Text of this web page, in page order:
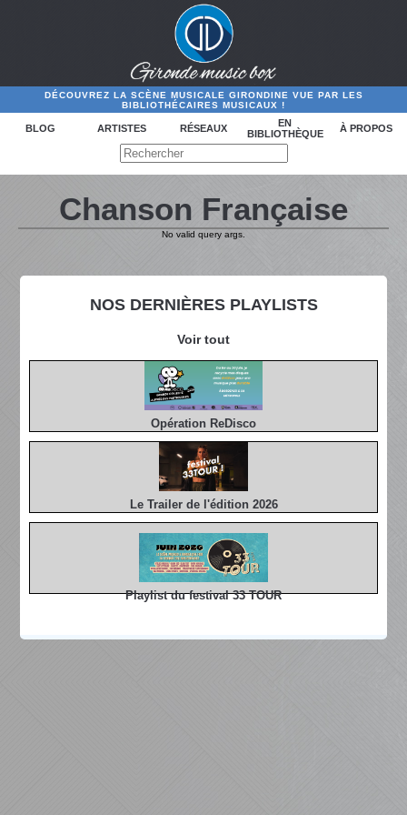
DÉCOUVREZ LA SCÈNE MUSICALE GIRONDINE VUE PAR LES
BIBLIOTHÉCAIRES MUSICAUX !
BLOG ARTISTES RÉSEAUX
EN
BIBLIOTHÈQUE
À PROPOS
NOS DERNIÈRES PLAYLISTS
Voir tout
Opération ReDisco
Le Trailer de l'édition 2026
Playlist du festival 33 TOUR
Chanson Française
No valid query args.